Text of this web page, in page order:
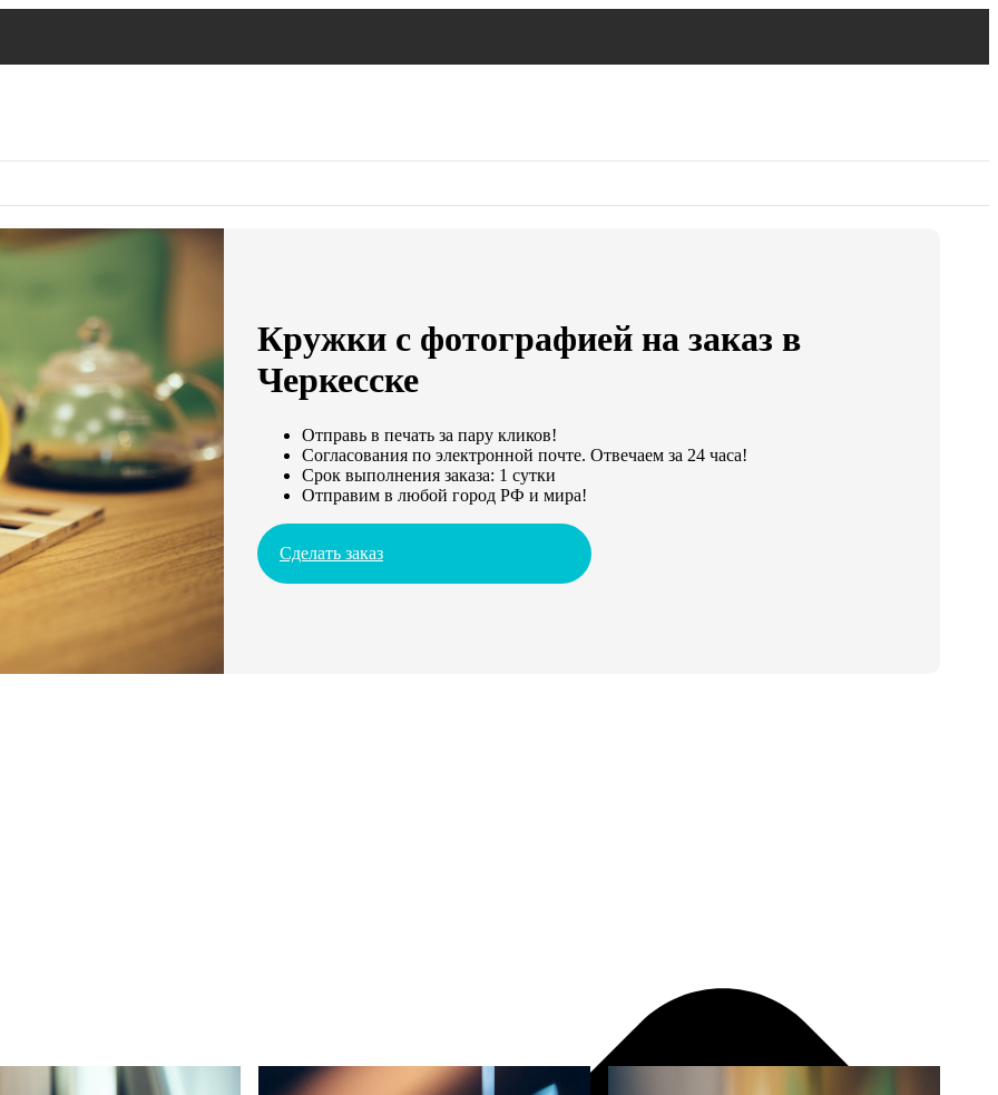
Кружки с фотографией на заказ в
Черкесске
Отправь в печать за пару кликов!
Согласования по электронной почте. Отвечаем за 24 часа!
Срок выполнения заказа: 1 сутки
Отправим в любой город РФ и мира!
Сделать заказ